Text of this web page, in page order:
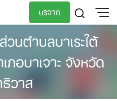
บริจาค
TH
EN
นตำบลบาเระใต้
ภอบาเจาะ จังหวัด
วาส